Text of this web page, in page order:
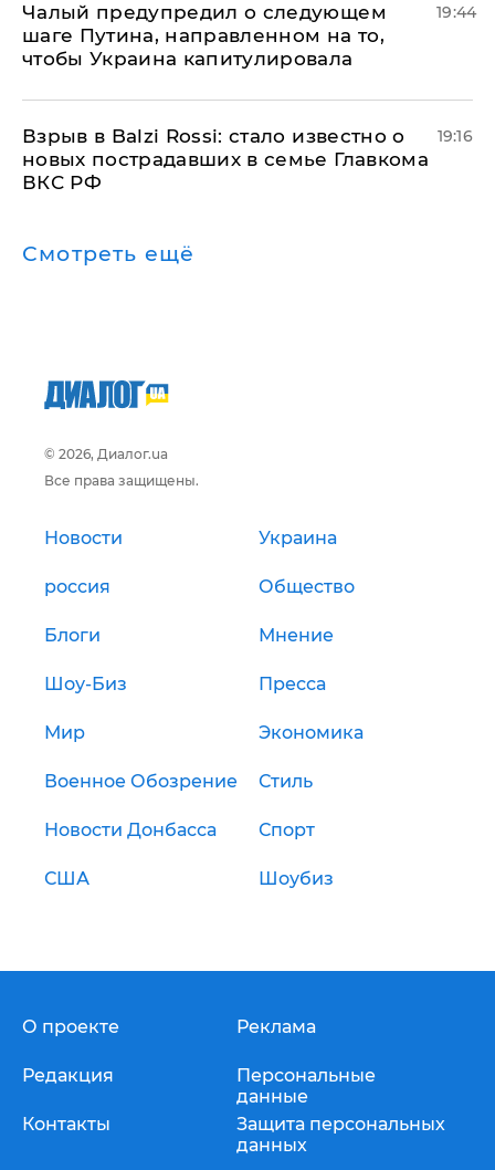
Чалый предупредил о следующем
шаге Путина, направленном на то,
чтобы Украина капитулировала
19:44
Взрыв в Balzi Rossi: стало известно о
новых пострадавших в семье Главкома
ВКС РФ
19:16
Смотреть ещё
© 2026, Диалог.ua
Все права защищены.
Новости Украина
россия Общество
Блоги Мнение
Шоу-Биз Пресса
Мир Экономика
Военное Обозрение Стиль
Новости Донбасса Спорт
США Шоубиз
О проекте
Редакция
Контакты
Реклама
Персональные
данные
Защита персональных
данных